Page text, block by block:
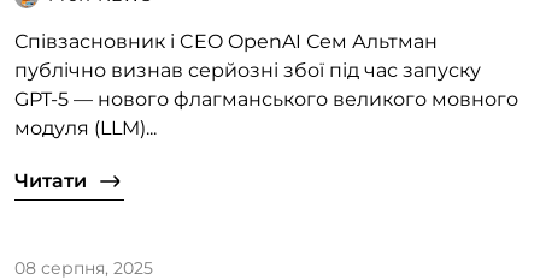
Співзасновник і CEO OpenAI Сем Альтман
публічно визнав серйозні збої під час запуску
GPT-5 — нового флагманського великого мовного
модуля (LLM)...
Читати
08 серпня, 2025